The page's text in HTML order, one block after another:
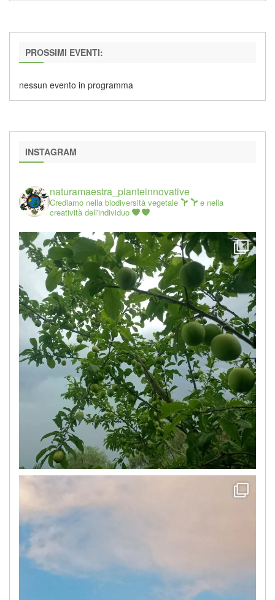
PROSSIMI EVENTI:
nessun evento in programma
INSTAGRAM
naturamaestra_pianteinnovative
Crediamo nella biodiversità vegetale
e nella
creatività dell'individuo